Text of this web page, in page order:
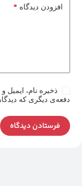
افزودن دیدگاه *
ذخیره نام، ایمیل
دفعه‌ی دیگری که
فرستادن دیدگاه